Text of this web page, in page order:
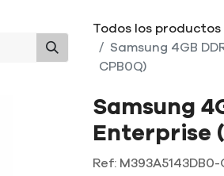
Todos los productos
Samsung 4GB
CPB0Q)
Samsung
Enterprise
Ref: M393A5143DB0-